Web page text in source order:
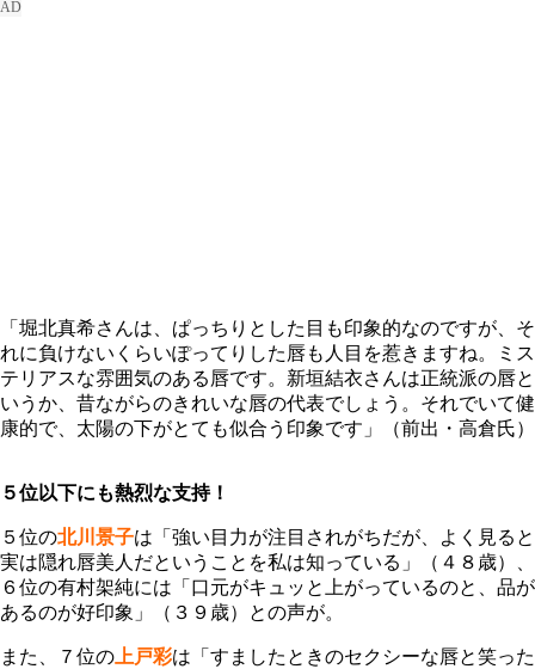
「堀北真希さんは、ぱっちりとした目も印象的なのですが、そ
れに負けないくらいぽってりした唇も人目を惹きますね。ミス
テリアスな雰囲気のある唇です。新垣結衣さんは正統派の唇と
いうか、昔ながらのきれいな唇の代表でしょう。それでいて健
康的で、太陽の下がとても似合う印象です」（前出・高倉氏）
５位以下にも熱烈な支持！
５位の北川景子は「強い目力が注目されがちだが、よく見ると
実は隠れ唇美人だということを私は知っている」（４８歳）、
６位の有村架純には「口元がキュッと上がっているのと、品が
あるのが好印象」（３９歳）との声が。
また、７位の 上戸彩は「すましたときのセクシーな唇と笑った